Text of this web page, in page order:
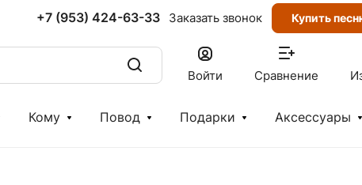
+7 (953) 424-63-33 Заказать звонок Купить
Войти Сравнение
Кому Повод Подарки Аксессуары